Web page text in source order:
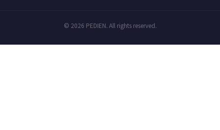
© 2026 PEDIEN. All rights reserved.